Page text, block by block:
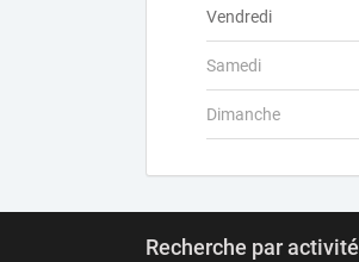
Vendredi
Samedi
Dimanche
Recherche par activité